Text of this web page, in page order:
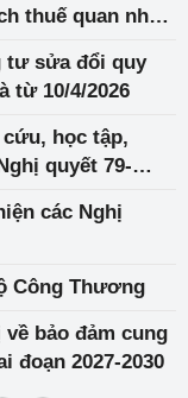
thuế quan nhập
tư sửa đổi quy
từ 10/4/2026
học tập,
quyết 79-
các Nghị
Công Thương
bảo đảm cung
đoạn 2027-2030